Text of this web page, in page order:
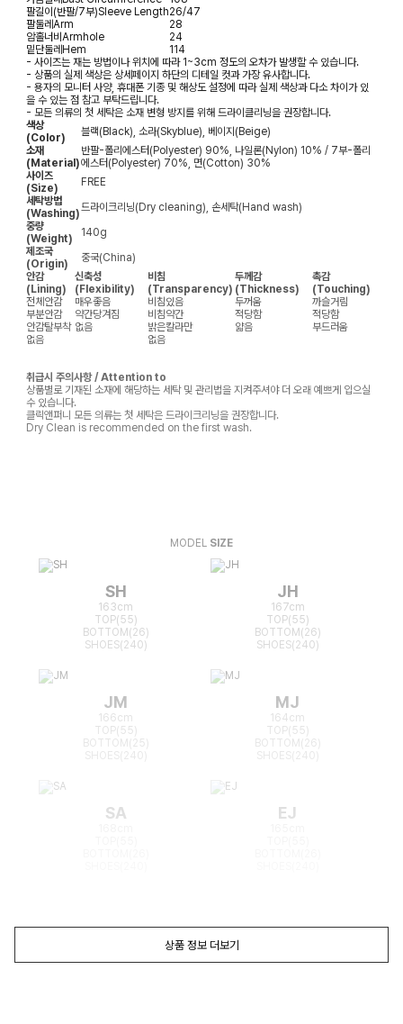
팔길이(반팔/7부)Sleeve Length26/47
팔둘레Arm
28
암홀너비Armhole
24
밑단둘레Hem
114
- 사이즈는 재는 방법이나 위치에 따라 1~3cm 정도의 오차가 발생할 수 있습니다.
- 상품의 실제 색상은 상세페이지 하단의 디테일 컷과 가장 유사합니다.
- 용자의 모니터 사양, 휴대폰 기종 및 해상도 설정에 따라 실제 색상과 다소 차이가 있
을 수 있는 점 참고 부탁드립니다.
- 모든 의류의 첫 세탁은 소재 변형 방지를 위해 드라이클리닝을 권장합니다.
색상
(Color)
블랙(Black), 소라(Skyblue), 베이지(Beige)
소재
(Material)
반팔-폴리에스터(Polyester) 90%, 나일론(Nylon) 10% / 7부-폴리
에스터(Polyester) 70%, 면(Cotton) 30%
사이즈
(Size)
FREE
세탁방법
(Washing) 드라이크리닝(Dry cleaning), 손세탁(Hand wash)
중량
(Weight)
140g
제조국
(Origin)
중국(China)
안감
(Lining)
신축성
(Flexibility)
비침
(Transparency)
두께감
(Thickness)
촉감
(Touching)
전체안감
매우좋음 비침있음 두꺼움
까슬거림
부분안감
약간당겨짐 비침약간 적당함
적당함
안감탈부착 없음 밝은칼라만 얇음
부드러움
없음
없음
취급시 주의사항 / Attention to
상품별로 기재된 소재에 해당하는 세탁 및 관리법을 지켜주셔야 더 오래 예쁘게 입으실
수 있습니다.
클릭앤퍼니 모든 의류는 첫 세탁은 드라이크리닝을 권장합니다.
Dry Clean is recommended on the first wash.
MODEL SIZE
SH
163cm
TOP(55)
BOTTOM(26)
SHOES(240)
JH
167cm
TOP(55)
BOTTOM(26)
SHOES(240)
JM
166cm
TOP(55)
BOTTOM(25)
MJ
164cm
TOP(55)
BOTTOM(26)
SA EJ
상품 정보 더보기